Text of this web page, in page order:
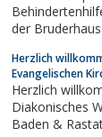
der
Therapie und
Herzlich
Evangelischen
Herzlich
Diakonisches
Baden &